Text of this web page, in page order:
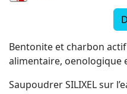
Bentonite et charbon
alimentaire, oenologique
Saupoudrer SILIXEL sur